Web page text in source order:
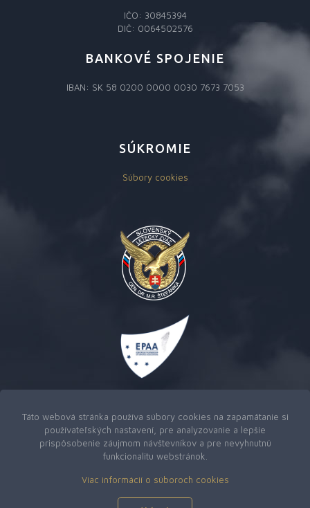
IČO: 30845394
DIČ: 0064502576
BANKOVÉ SPOJENIE
IBAN: SK 58 0200 0000 0030 7673 7053
SÚKROMIE
Súbory cookies
|Webová stránka od M-Create
Táto webová stránka používa súbory cookies na zapamätanie si
používateľských nastavení, pre analyzovanie a lepšie
prispôsobenie záujmom návštevníkov a pre nevyhnutnú
funkcionalitu webstránok.
Viac informácií o súboroch cookies